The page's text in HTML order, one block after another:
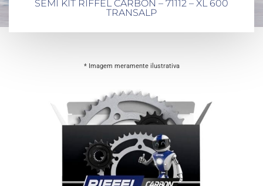
SEMI KIT RIFFEL CARBON – 71112 – XL 600
TRANSALP
* Imagem meramente ilustrativa